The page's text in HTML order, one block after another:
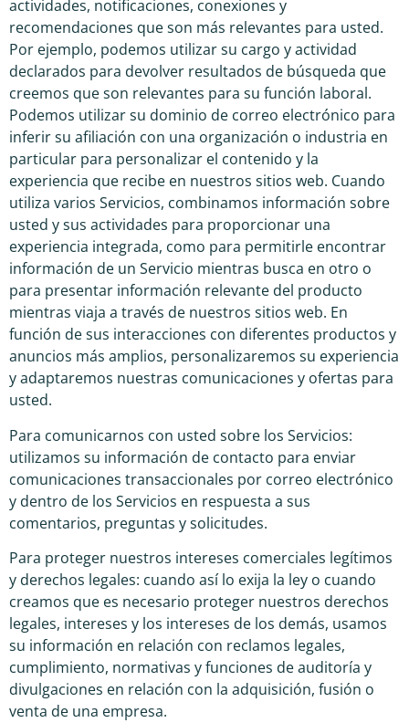
actividades, notificaciones, conexiones y
recomendaciones que son más relevantes para usted.
Por ejemplo, podemos utilizar su cargo y actividad
declarados para devolver resultados de búsqueda que
creemos que son relevantes para su función laboral.
Podemos utilizar su dominio de correo electrónico para
inferir su afiliación con una organización o industria en
particular para personalizar el contenido y la
experiencia que recibe en nuestros sitios web. Cuando
utiliza varios Servicios, combinamos información sobre
usted y sus actividades para proporcionar una
experiencia integrada, como para permitirle encontrar
información de un Servicio mientras busca en otro o
para presentar información relevante del producto
mientras viaja a través de nuestros sitios web. En
función de sus interacciones con diferentes productos y
anuncios más amplios, personalizaremos su experiencia
y adaptaremos nuestras comunicaciones y ofertas para
usted.
Para comunicarnos con usted sobre los Servicios:
utilizamos su información de contacto para enviar
comunicaciones transaccionales por correo electrónico
y dentro de los Servicios en respuesta a sus
comentarios, preguntas y solicitudes.
Para proteger nuestros intereses comerciales legítimos
y derechos legales: cuando así lo exija la ley o cuando
creamos que es necesario proteger nuestros derechos
legales, intereses y los intereses de los demás, usamos
su información en relación con reclamos legales,
cumplimiento, normativas y funciones de auditoría y
divulgaciones en relación con la adquisición, fusión o
venta de una empresa.